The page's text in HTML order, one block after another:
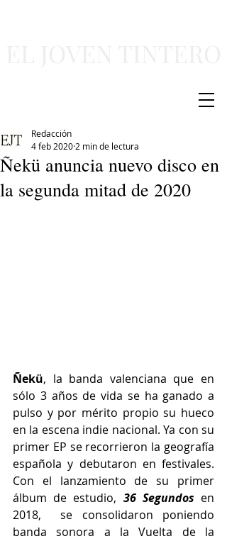
Ñekü anuncia nuevo disco en
la segunda mitad de 2020
Redacción
4 feb 2020 2 min de lectura
Ñekü, la banda valenciana que en
sólo 3 años de vida se ha ganado a
pulso y por mérito propio su hueco
en la escena indie nacional. Ya con su
primer EP se recorrieron la geografía
española y debutaron en festivales.
Con el lanzamiento de su primer
álbum de estudio, 36 Segundos en
2018,  se consolidaron poniendo
banda sonora a la Vuelta de la